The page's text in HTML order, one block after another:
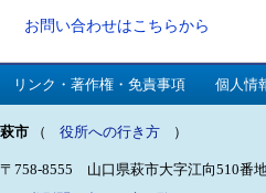
お問い合わせはこちらから
リンク・著作権・免責事項 個人情
萩市 （ 役所への行き方 ）
〒758-8555 山口県萩市大字江向510番